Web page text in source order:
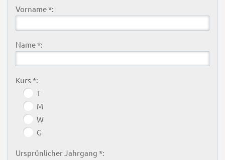
Vorname *:
Name *:
Kurs *:
T
M
W
G
Ursprünlicher Jahrgang *: